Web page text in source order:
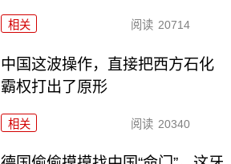
相关 阅读 20714
中国这波操作，直接把西方石化
霸权打出了原形
相关 阅读 20340